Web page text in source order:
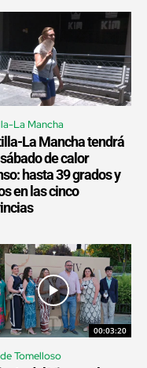
La Mancha
La Mancha tendrá
de calor
hasta 39 grados y
en las cinco
00:03:20
Tomelloso